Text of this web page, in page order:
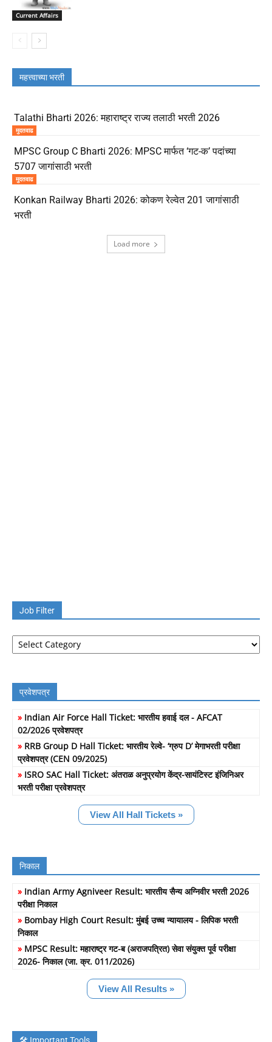
Current Affairs
महत्त्वाच्या भरती
Talathi Bharti 2026: महाराष्ट्र राज्य तलाठी भरती 2026
मुदतवाढ
MPSC Group C Bharti 2026: MPSC मार्फत ‘गट-क’ पदांच्या
5707 जागांसाठी भरती
मुदतवाढ
Konkan Railway Bharti 2026: कोकण रेल्वेत 201 जागांसाठी
भरती
Load more
Job Filter
Job
Filter
प्रवेशपत्र
» Indian Air Force Hall Ticket: भारतीय हवाई दल - AFCAT
02/2026 प्रवेशपत्र
» RRB Group D Hall Ticket: भारतीय रेल्वे- ‘ग्रुप D’ मेगाभरती परीक्षा
प्रवेशपत्र (CEN 09/2025)
» ISRO SAC Hall Ticket: अंतराळ अनुप्रयोग केंद्र-सायंटिस्ट इंजिनिअर
भरती परीक्षा प्रवेशपत्र
View All Hall Tickets »
निकाल
» Indian Army Agniveer Result: भारतीय सैन्य अग्निवीर भरती 2026
परीक्षा निकाल
» Bombay High Court Result: मुंबई उच्च न्यायालय - लिपिक भरती
निकाल
» MPSC Result: महाराष्ट्र गट-ब (अराजपत्रित) सेवा संयुक्त पूर्व परीक्षा
2026- निकाल (जा. क्र. 011/2026)
View All Results »
🛠️ Important Tools